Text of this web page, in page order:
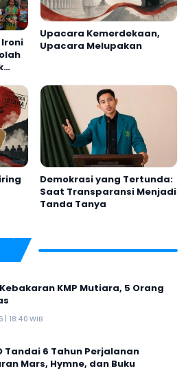
Upacara Kemerdekaan,
Upacara Melupakan
Demokrasi yang Tertunda:
Saat Transparansi Menjadi
Tanda Tanya
KMP Mutiara, 5 Orang
18:40 WIB
Tandai 6 Tahun Perjalanan
Mars, Hymne, dan Buku